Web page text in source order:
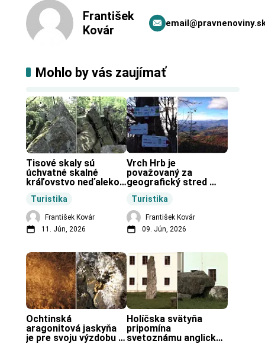
František
Kovár
Mohlo by vás zaujímať
Turistika
Tisové skaly sú
úchvatné skalné
kráľovstvo neďaleko
František Kovár
11. Jún, 2026
Turistika
Vrch Hrb je
považovaný za
geografický stred
František Kovár
09. Jún, 2026
Ochtinská
aragonitová jaskyňa
je pre svoju výzdobu
Holíčska svätyňa
pripomína
svetoznámu anglickú